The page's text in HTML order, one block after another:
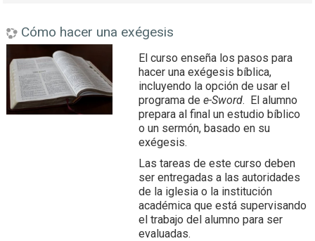
Cómo hacer una exégesis
El curso enseña los pasos para
hacer una exégesis bíblica,
incluyendo la opción de usar el
programa dee-Sword. El alumno
prepara al final un estudio bíblico
o un sermón, basado en su
exégesis.
Las tareas de este curso deben
ser entregadas a las autoridades
de la iglesia o la institución
académica que está supervisando
el trabajo del alumno para ser
evaluadas.